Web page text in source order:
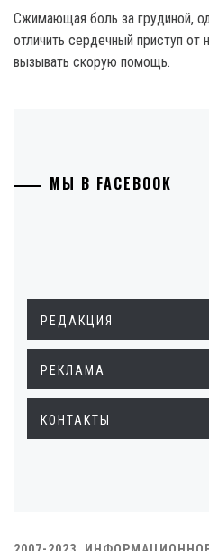
Сжимающая боль за грудиной,
отличить сердечный приступ от
вызывать скорую помощь.
МЫ В FACEBOOK
РЕДАКЦИЯ
РЕКЛАМА
КОНТАКТЫ